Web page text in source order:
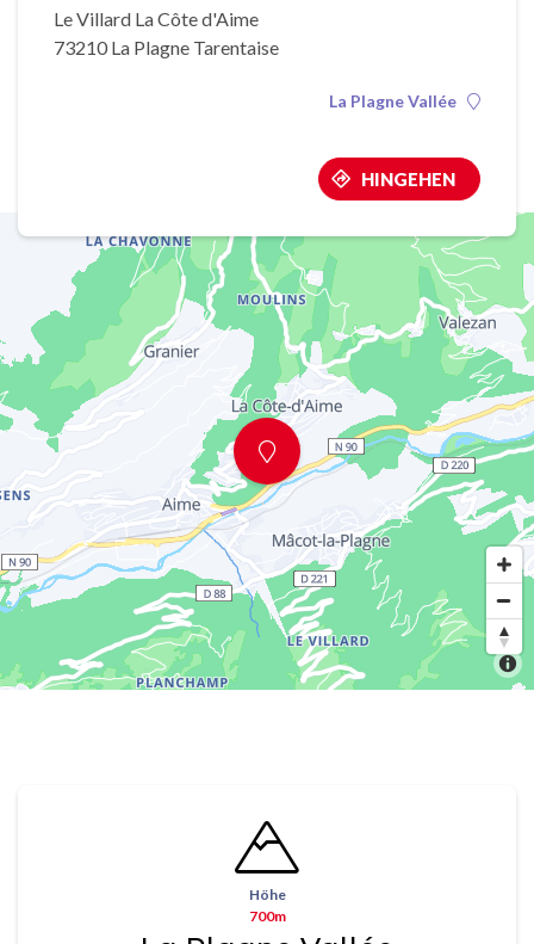
Le Villard La Côte d'Aime
73210 La Plagne Tarentaise
La Plagne Vallée
HINGEHEN
Höhe
700m